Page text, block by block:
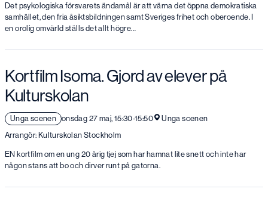
Det psykologiska försvarets ändamål är att värna det öppna demokratiska
samhället, den fria åsiktsbildningen samt Sveriges frihet och oberoende. I
en orolig omvärld ställs det allt högre…
Kortfilm Isoma. Gjord av elever på
Kulturskolan
Unga scenen onsdag 27 maj, 15:30-15:50
Unga scenen
Arrangör: Kulturskolan Stockholm
EN kortfilm om en ung 20 årig tjej som har hamnat lite snett och inte har
någon stans att bo och dirver runt på gatorna.